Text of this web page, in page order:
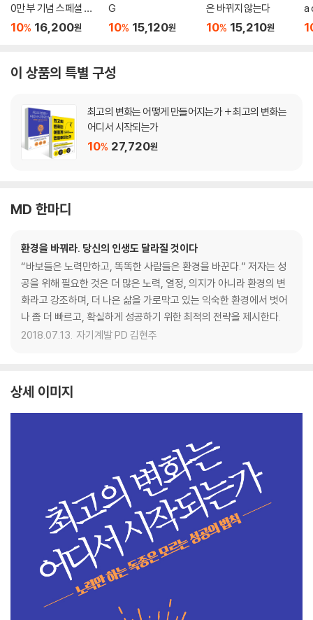
0만 부 기념 스페셜 에
디션)
10% 16,200원
G
10% 15,120원
은 바뀌지 않는다
10% 15,210원
a
이 상품의 특별 구성
최고의 변화는 어떻게 만들어지는가 + 최고의 변화는
어디서 시작되는가
10% 27,720원
MD 한마디
환경을 바꿔라. 당신의 인생도 달라질 것이다
“바보들은 노력만하고, 똑똑한 사람들은 환경을 바꾼다.” 저자는 성
공을 위해 필요한 것은 더 많은 노력, 열정, 의지가 아니라 환경의 변
화라고 강조하며, 더 나은 삶을 가로막고 있는 익숙한 환경에서 벗어
나 좀 더 빠르고, 확실하게 성공하기 위한 최적의 전략을 제시한다.
2018.07.13. 자기계발 PD 김현주
상세 이미지